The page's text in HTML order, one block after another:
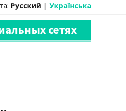
Русский | Українська
сетях